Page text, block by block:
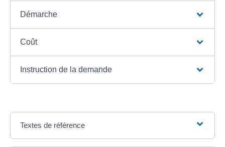
Démarche
Coût
Instruction de la demande
Textes de référence